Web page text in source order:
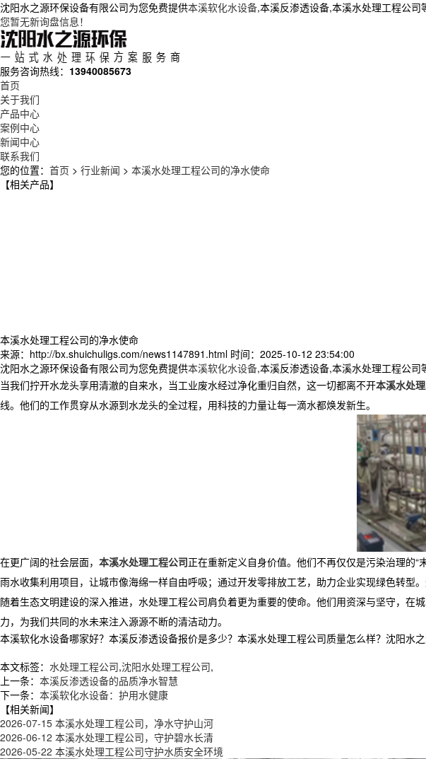
沈阳水之源环保设备有限公司为您免费提供本溪软化水设备,本溪反渗透设备,本溪水处理工程公司
您暂无新询盘信息！
服务咨询热线： 13940085673
首页
关于我们
产品中心
案例中心
新闻中心
联系我们
您的位置： 首页 > 行业新闻 > 本溪水处理工程公司的净水使命
本溪水处理工程公司的净水使命
来源：http://bx.shuichuligs.com/news1147891.html 时间：2025-10-12 23:54:00
沈阳水之源环保设备有限公司为您免费提供本溪软化水设备,本溪反渗透设备,本溪水处理工程公司
当我们拧开水龙头享用清澈的自来水，当工业废水经过净化重归自然，这一切都离不开本溪水处
线。他们的工作贯穿从水源到水龙头的全过程，用科技的力量让每一滴水都焕发新生。
在更广阔的社会层面， 本溪水处理工程公司正在重新定义自身价值。他们不再仅仅是污染治理的
雨水收集利用项目，让城市像海绵一样自由呼吸；通过开发零排放工艺，助力企业实现绿色转型
随着生态文明建设的深入推进，水处理工程公司肩负着更为重要的使命。他们用资深与坚守，
力，为我们共同的水未来注入源源不断的清洁动力。
本溪软化水设备哪家好？本溪反渗透设备报价是多少？本溪水处理工程公司质量怎么样？沈阳
本文标签： 水处理工程公司,沈阳水处理工程公司,
上一条： 本溪反渗透设备的品质净水智慧
下一条： 本溪软化水设备：护用水健康
【相关新闻】
2026-07-15 本溪水处理工程公司，净水守护山河
2026-06-12 本溪水处理工程公司，守护碧水长清
2026-05-22 本溪水处理工程公司守护水质安全环境
【相关产品】